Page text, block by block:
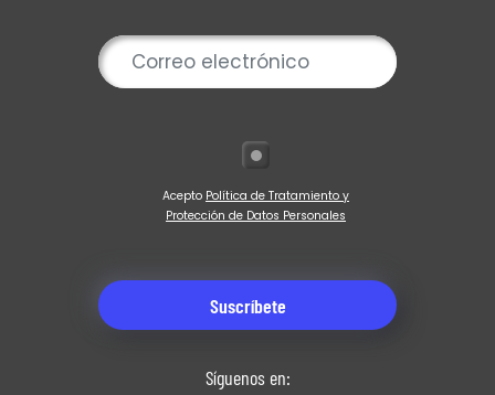
Acepto Política de Tratamiento y
Protección de Datos Personales
Síguenos en: